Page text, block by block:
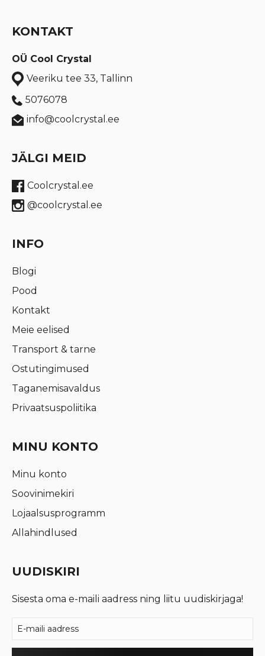
KONTAKT
OÜ Cool Crystal
Veeriku tee 33, Tallinn
5076078
info@coolcrystal.ee
JÄLGI MEID
Coolcrystal.ee
@coolcrystal.ee
INFO
Blogi
Pood
Kontakt
Meie eelised
Transport & tarne
Ostutingimused
Taganemisavaldus
Privaatsuspoliitika
MINU KONTO
Minu konto
Soovinimekiri
Lojaalsusprogramm
Allahindlused
UUDISKIRI
Sisesta oma e-maili aadress ning liitu uudiskirjaga!